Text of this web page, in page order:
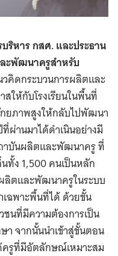
ริหาร กสศ. และประธาน
ะพัฒนาครูสำหรับ
วคิดกระบวนการผลิตและ
ให้กับโรงเรียนในพื้นที่
ยภาพสูงให้กลับไปพัฒนา
ผ่านมาได้ดำเนินอย่างมี
าบันผลิตและพัฒนาครู ที่
ทั้ง 1,500 คนเป็นหลัก
ลิตและพัฒนาครูในระบบ
ฉพาะพื้นที่ได้ ด้วยขั้น
นที่มีความต้องการเป็น
า จากนั้นนำเข้าสู่ขั้นตอน
รูที่มีอัตลักษณ์เหมาะสม